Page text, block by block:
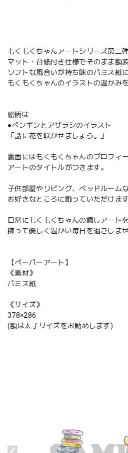
もくもくちゃんアートシリーズ第二
マット・台紙付き仕様でそのまま額
ソフトな風合いが持ち味のパミス紙
もくもくちゃんのイラストの温かみ
絵柄は
●ペンギンとアザラシのイラスト
「話に花を咲かせましょう。」
裏面にはもくもくちゃんのプロフィ
アートのタイトルがつきます。
子供部屋やリビング、ベッドルーム
お好きなところに飾っていただけます
日常にもくもくちゃんの癒しアートを
飾って優しく温かい毎日を過ごしませ
【ペーパーアート】
《素材》
パミス紙
《サイズ》
378×286
(額は太子サイズをお勧めします)